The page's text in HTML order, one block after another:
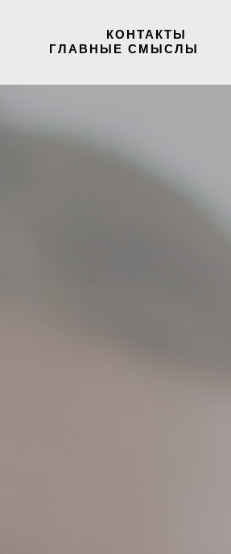
КОНТАКТЫ
ГЛАВНЫЕ СМЫСЛЫ